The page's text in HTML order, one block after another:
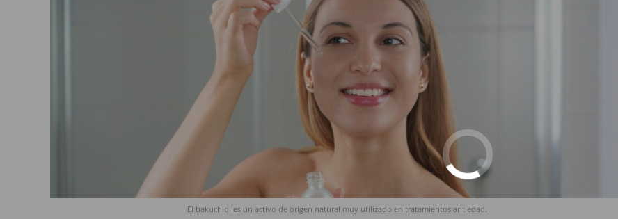
El bakuchiol es un activo de origen natural muy utilizado en tratamientos antiedad.